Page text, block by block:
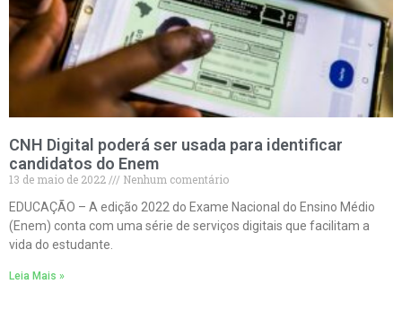
CNH Digital poderá ser usada para identificar
candidatos do Enem
13 de maio de 2022
Nenhum comentário
EDUCAÇÃO – A edição 2022 do Exame Nacional do Ensino Médio
(Enem) conta com uma série de serviços digitais que facilitam a
vida do estudante.
Leia Mais »